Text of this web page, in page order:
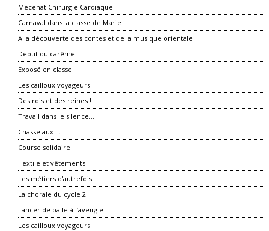
Mécénat Chirurgie Cardiaque
Carnaval dans la classe de Marie
A la découverte des contes et de la musique orientale
Début du carême
Exposé en classe
Les cailloux voyageurs
Des rois et des reines !
Travail dans le silence...
Chasse aux ...
Course solidaire
Textile et vêtements
Les métiers d'autrefois
La chorale du cycle 2
Lancer de balle à l’aveugle
Les cailloux voyageurs